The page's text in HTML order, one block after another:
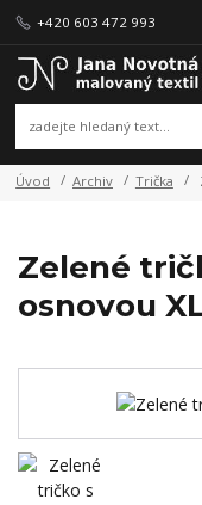
+420 603 472 993
Úvod Archiv Trička
Zelené
osnovou